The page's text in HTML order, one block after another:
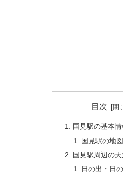
目次
国見駅の基本情
国見駅の地
国見駅周辺の
日の出・日